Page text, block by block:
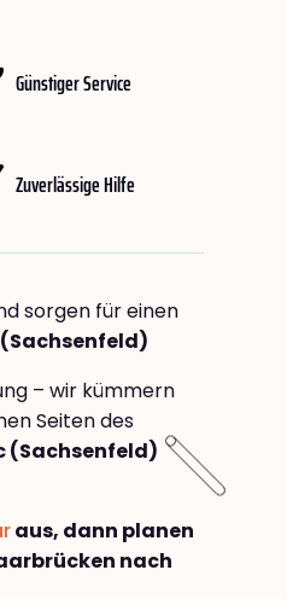
Günstiger Service
Zuverlässige Hilfe
sorgen für einen
– wir kümmern
Seiten des
(Sachsenfeld)
aus, dann planen
nach